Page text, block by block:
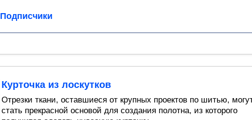
Подписчики
Курточка из лоскутков
Отрезки ткани, оставшиеся от крупных проектов по шитью,
стать прекрасной основой для создания полотна, из которого